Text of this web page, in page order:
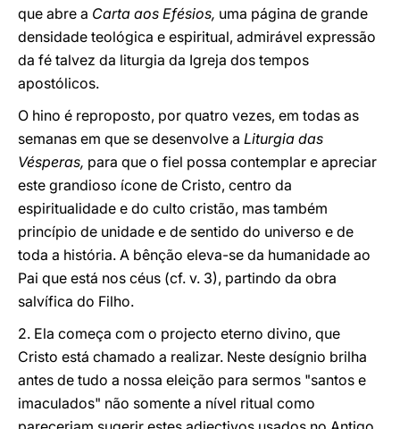
que abre a Carta aos Efésios, uma página de grande
densidade teológica e espiritual, admirável expressão
da fé talvez da liturgia da Igreja dos tempos
apostólicos.
O hino é reproposto, por quatro vezes, em todas as
semanas em que se desenvolve a Liturgia das
Vésperas, para que o fiel possa contemplar e apreciar
este grandioso ícone de Cristo, centro da
espiritualidade e do culto cristão, mas também
princípio de unidade e de sentido do universo e de
toda a história. A bênção eleva-se da humanidade ao
Pai que está nos céus (cf. v. 3), partindo da obra
salvífica do Filho.
2. Ela começa com o projecto eterno divino, que
Cristo está chamado a realizar. Neste desígnio brilha
antes de tudo a nossa eleição para sermos "santos e
imaculados" não somente a nível ritual como